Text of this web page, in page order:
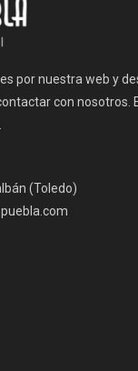
por nuestra web y
con nosotros.
(Toledo)